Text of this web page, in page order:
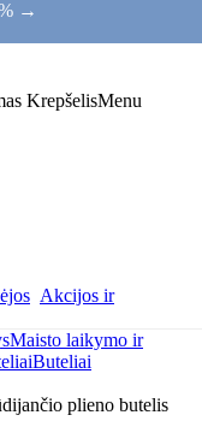
→
KrepšelisMenu
Akcijos ir
Maisto laikymo ir
Buteliai